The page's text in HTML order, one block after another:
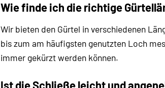
Wie finde ich die richtige
Wir bieten den Gürtel in verschiedenen
bis zum am häufigsten genutzten Loch
immer gekürzt werden können.
Ist die Schließe leicht und